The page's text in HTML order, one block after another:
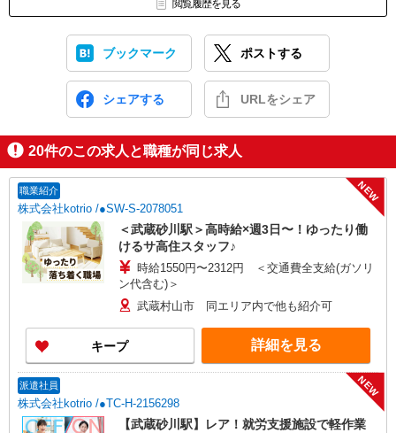
閲覧履歴を見る
ブックマーク ポストする
シェアする URLをシェア
20件のこの求人と職種が同じ求人
職業紹介
株式会社kotrio /●SW-S-2078051
NEW
＜武蔵砂川駅＞高時給×週3日〜！ゆったり働
けるサ高住スタッフ♪
時給1550円〜2312円 ＜交通費全支給(ガソリ
ン代含む)＞
武蔵村山市 同エリア内で他も紹介可
キープ 詳細を見る
派遣社員
株式会社kotrio /●TC-H-2156298
NEW
【武蔵砂川駅】レア！就労支援施設で軽作業